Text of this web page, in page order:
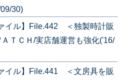
30)
イル】File.442 ＜独製時計販
ＴＣＨ/実店舗運営も強化('16/
イル】File.441 ＜文房具を販